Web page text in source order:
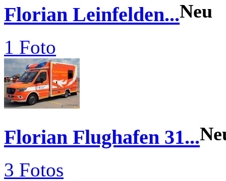
Florian Leinfelden...Neu
1 Foto
Florian Flughafen 31...
3 Fotos